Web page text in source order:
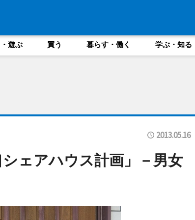
遊ぶ 買う 暮らす・働く 学ぶ・知る
2013.05.16
ェアハウス計画」－男女